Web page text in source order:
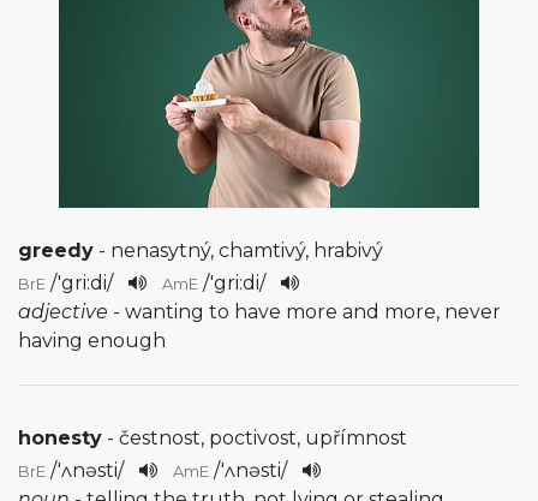
greedy - nenasytný, chamtivý, hrabivý
BrE /'gri:di/ AmE /'gri:di/
adjective - wanting to have more and more, never
having enough
honesty - čestnost, poctivost, upřímnost
BrE /'ʌnəsti/ AmE /'ʌnəsti/